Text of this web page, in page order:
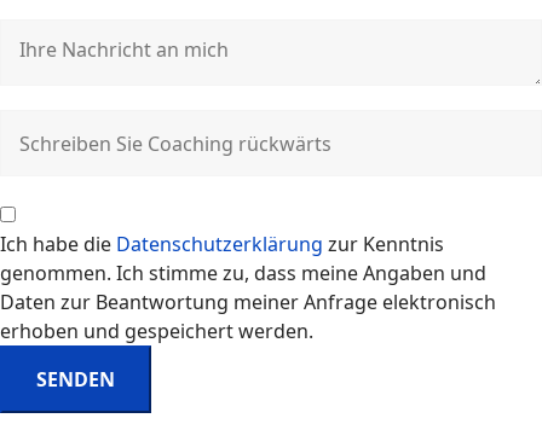
Ich habe die Datenschutzerklärung zur Kenntnis
genommen. Ich stimme zu, dass meine Angaben und
Daten zur Beantwortung meiner Anfrage elektronisch
erhoben und gespeichert werden.
SENDEN